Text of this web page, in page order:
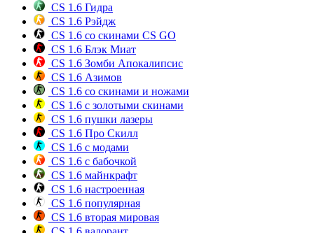
CS 1.6 Гидра
CS 1.6 Рэйдж
CS 1.6 со скинами CS GO
CS 1.6 Блэк Миат
CS 1.6 Зомби Апокалипсис
CS 1.6 Азимов
CS 1.6 со скинами и ножами
CS 1.6 с золотыми скинами
CS 1.6 пушки лазеры
CS 1.6 Про Скилл
CS 1.6 с модами
CS 1.6 с бабочкой
CS 1.6 майнкрафт
CS 1.6 настроенная
CS 1.6 популярная
CS 1.6 вторая мировая